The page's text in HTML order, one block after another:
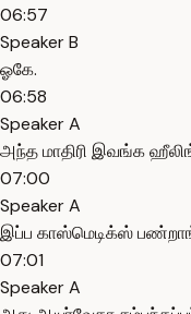
06:57
Speaker B
ஓகே.
06:58
Speaker A
அந்த மாதிரி இவங்க
07:00
Speaker A
இப்ப காஸ்மெடிக்ஸ்
07:01
Speaker A